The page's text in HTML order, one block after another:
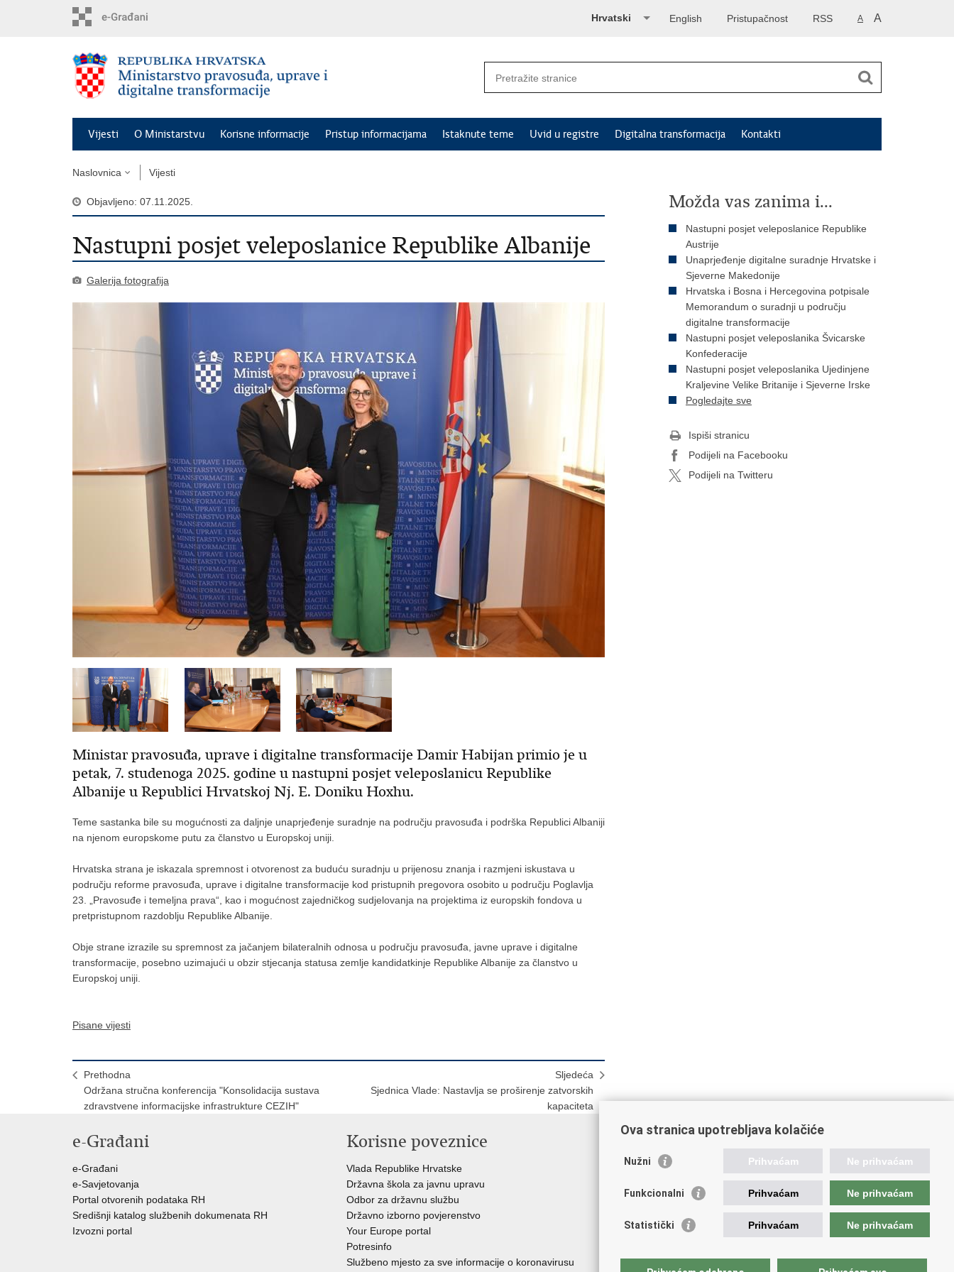
A A
RSS
Pristupačnost
English
Hrvatski
Vijesti O Ministarstvu Korisne informacije Pristup informacijama Istaknute teme Uvid u registre Digitalna transformacija Kontakti
Naslovnica Vijesti
Objavljeno: 07.11.2025.
Nastupni posjet veleposlanice Republike Albanije
Galerija fotografija
Ministar pravosuđa, uprave i digitalne transformacije Damir Habijan primio je u
petak, 7. studenoga 2025. godine u nastupni posjet veleposlanicu Republike
Albanije u Republici Hrvatskoj Nj. E. Doniku Hoxhu.
Teme sastanka bile su mogućnosti za daljnje unaprjeđenje suradnje na području pravosuđa i podrška Republici Albaniji
na njenom europskome putu za članstvo u Europskoj uniji.
Hrvatska strana je iskazala spremnost i otvorenost za buduću suradnju u prijenosu znanja i razmjeni iskustava u
području reforme pravosuđa, uprave i digitalne transformacije kod pristupnih pregovora osobito u području Poglavlja
23. „Pravosuđe i temeljna prava“, kao i mogućnost zajedničkog sudjelovanja na projektima iz europskih fondova u
pretpristupnom razdoblju Republike Albanije.
Obje strane izrazile su spremnost za jačanjem bilateralnih odnosa u području pravosuđa, javne uprave i digitalne
transformacije, posebno uzimajući u obzir stjecanja statusa zemlje kandidatkinje Republike Albanije za članstvo u
Europskoj uniji.
Pisane vijesti
Prethodna
Održana stručna konferencija "Konsolidacija sustava
zdravstvene informacijske infrastrukture CEZIH"
Sljedeća
Sjednica Vlade: Nastavlja se proširenje zatvorskih
kapaciteta
Možda vas zanima i...
Nastupni posjet veleposlanice Republike
Austrije
Unaprjeđenje digitalne suradnje Hrvatske i
Sjeverne Makedonije
Hrvatska i Bosna i Hercegovina potpisale
Memorandum o suradnji u području
digitalne transformacije
Nastupni posjet veleposlanika Švicarske
Konfederacije
Nastupni posjet veleposlanika Ujedinjene
Kraljevine Velike Britanije i Sjeverne Irske
Pogledajte sve
Ispiši stranicu
Podijeli na Facebooku
Podijeli na Twitteru
e-Građani
e-Građani
e-Savjetovanja
Portal otvorenih podataka RH
Središnji katalog službenih dokumenata RH
Izvozni portal
Korisne poveznice
Vlada Republike Hrvatske
Državna škola za javnu upravu
Odbor za državnu službu
Državno izborno povjerenstvo
Your Europe portal
Potresinfo
Službeno mjesto za sve informacije o koronavirusu
Poveznice pravosudnog sustava
Portal sudova
Državno odvjetništvo
Ured za suzbijanje korupcije i organiziranog kriminaliteta
Državnoodvjetničko vijeće
Hrvatska odvjetnička komora
Ova stranica upotrebljava kolačiće
Nužni Prihvaćam Ne prihvaćam
Funkcionalni Prihvaćam Ne prihvaćam
Statistički Prihvaćam Ne prihvaćam